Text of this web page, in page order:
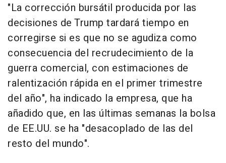
"La corrección bursátil producida por las
decisiones de Trump tardará tiempo en
corregirse si es que no se agudiza como
consecuencia del recrudecimiento de la
guerra comercial, con estimaciones de
ralentización rápida en el primer trimestre
del año", ha indicado la empresa, que ha
añadido que, en las últimas semanas la bolsa
de EE.UU. se ha "desacoplado de las del
resto del mundo".